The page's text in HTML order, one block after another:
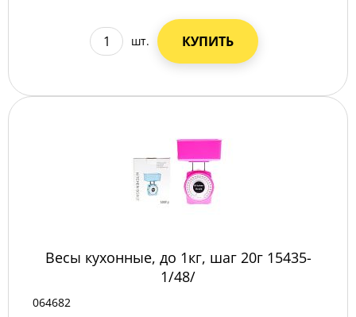
шт. КУПИТЬ
Весы кухонные, до 1кг, шаг 20г 15435-
1/48/
064682